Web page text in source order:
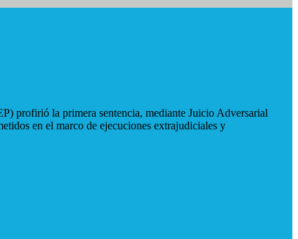
profirió la primera sentencia, mediante Juicio Adversarial
en el marco de ejecuciones extrajudiciales y